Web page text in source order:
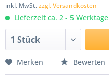
inkl. MwSt.zzgl. Versandkosten
Lieferzeit ca. 2 - 5 Werktage
Merken Bewerten